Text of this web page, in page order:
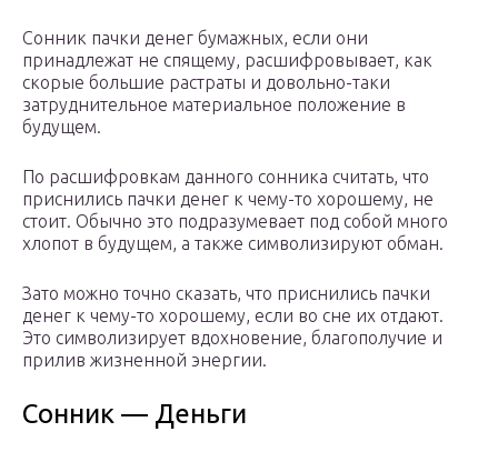
Сонник пачки денег бумажных, если они
принадлежат не спящему, расшифровывает, как
скорые большие растраты и довольно-таки
затруднительное материальное положение в
будущем.
По расшифровкам данного сонника считать, что
приснились пачки денег к чему-то хорошему, не
стоит. Обычно это подразумевает под собой много
хлопот в будущем, а также символизируют обман.
Зато можно точно сказать, что приснились пачки
денег к чему-то хорошему, если во сне их отдают.
Это символизирует вдохновение, благополучие и
прилив жизненной энергии.
Сонник — Деньги